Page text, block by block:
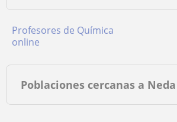
Profesores de Química
online
Poblaciones cercanas a Neda